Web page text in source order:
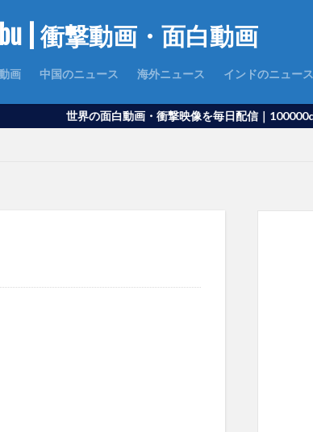
画 中国のニュース 海外ニュース インドのニュース
世界の面白動画・衝撃映像を毎日配信｜100000dobu